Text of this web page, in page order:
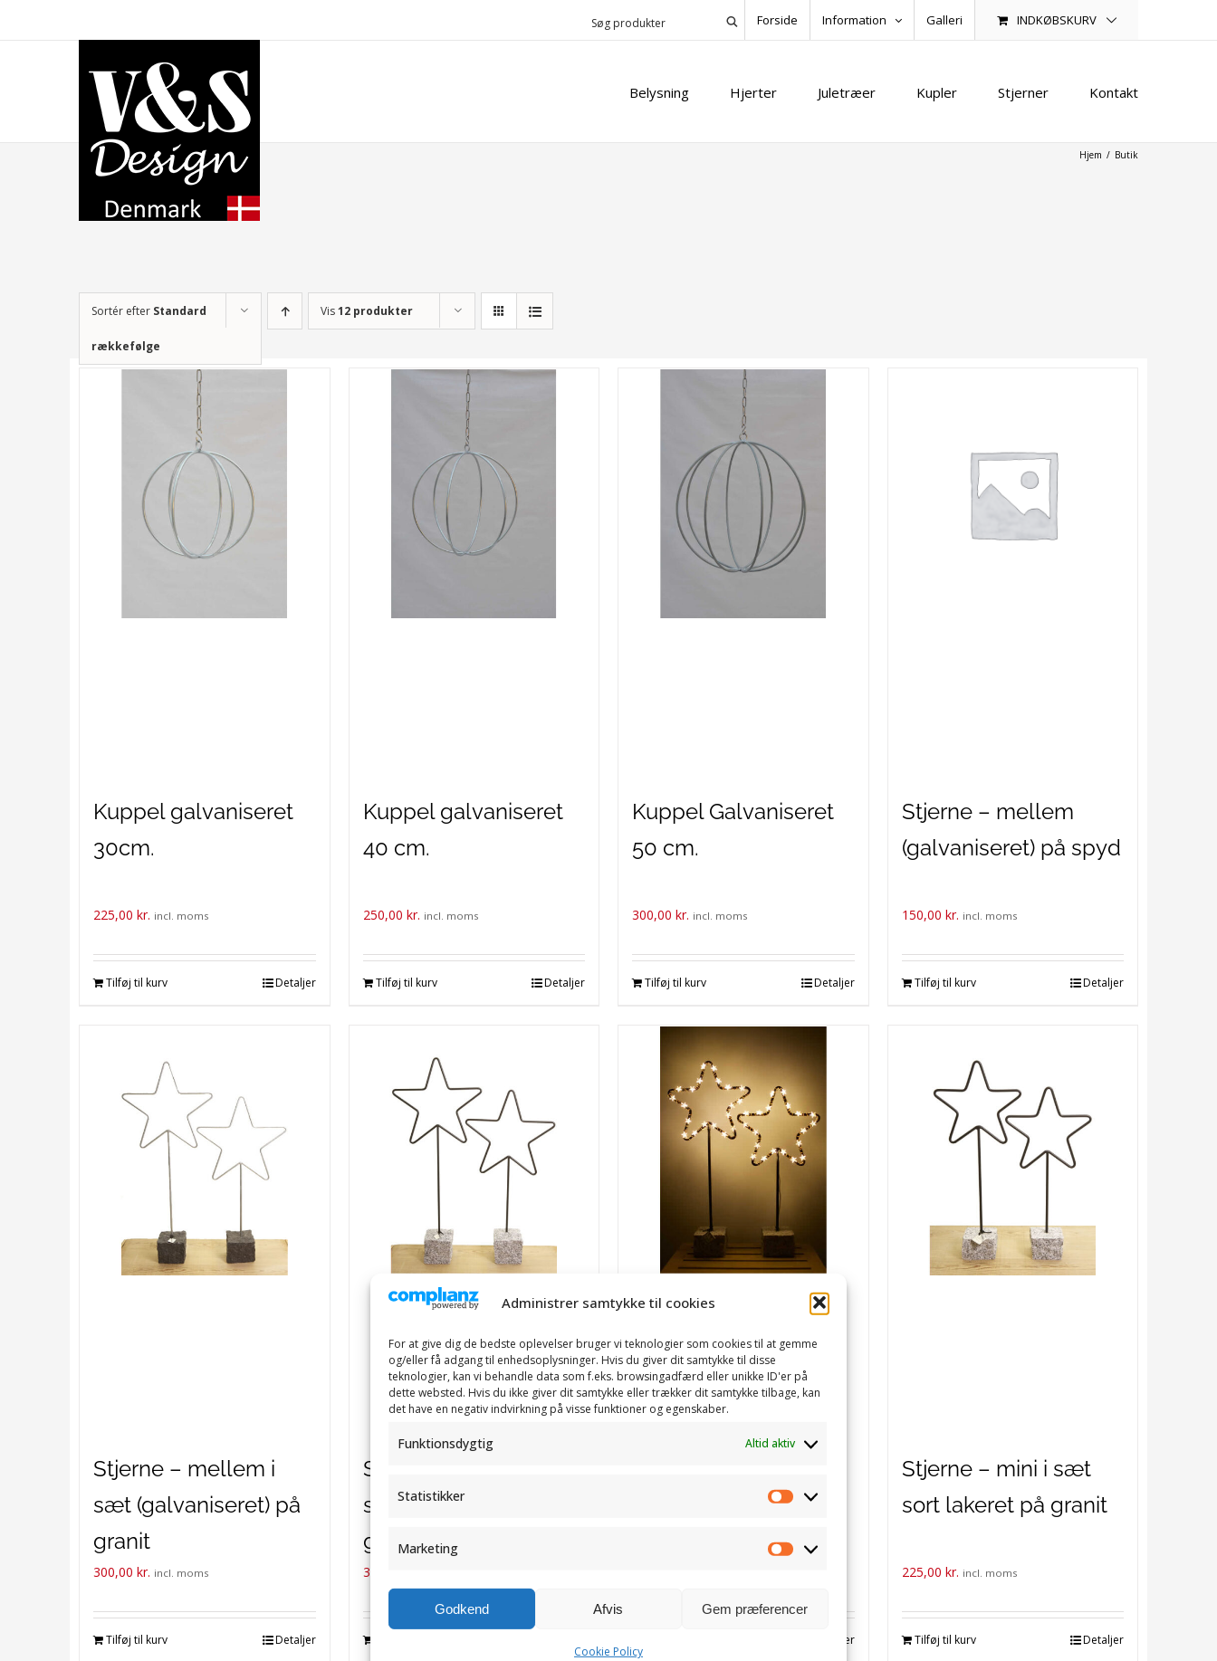
Administrer samtykke til cookies
For at give dig de bedste oplevelser bruger vi teknologier som cookies til at gemme
og/eller få adgang til enhedsoplysninger. Hvis du giver dit samtykke til disse
teknologier, kan vi behandle data som f.eks. browsingadfærd eller unikke ID'er på
dette websted. Hvis du ikke giver dit samtykke eller trækker dit samtykke tilbage, kan
det have en negativ indvirkning på visse funktioner og egenskaber.
Funktionsdygtig Altid aktiv
Statistikker
Marketing
Godkend Afvis Gem præferencer
Cookie Policy
Forside Information Galleri INDKØBSKURV
Belysning Hjerter Juletræer Kupler Stjerner Kontakt
Hjem / Butik
Sortér efter Standard
rækkefølge
Vis12 produkter
Kuppel galvaniseret
30cm.
225,00 kr. incl. moms
Tilføj til kurv Detaljer
Kuppel galvaniseret
40 cm.
250,00 kr. incl. moms
Tilføj til kurv Detaljer
Kuppel Galvaniseret
50 cm.
300,00 kr. incl. moms
Tilføj til kurv Detaljer
Stjerne – mellem
(galvaniseret) på spyd
150,00 kr. incl. moms
Tilføj til kurv Detaljer
Stjerne – mellem i
sæt (galvaniseret) på
granit
300,00 kr. incl. moms
Tilføj til kurv Detaljer
Stjerne – mellem i
sæt sort lakeret på
granit
300,00
sort lakeret på granit,
monteret med
Detaljer
Stjerne – mini i sæt
sort lakeret på granit
225,00 kr. incl. moms
Tilføj til kurv Detaljer